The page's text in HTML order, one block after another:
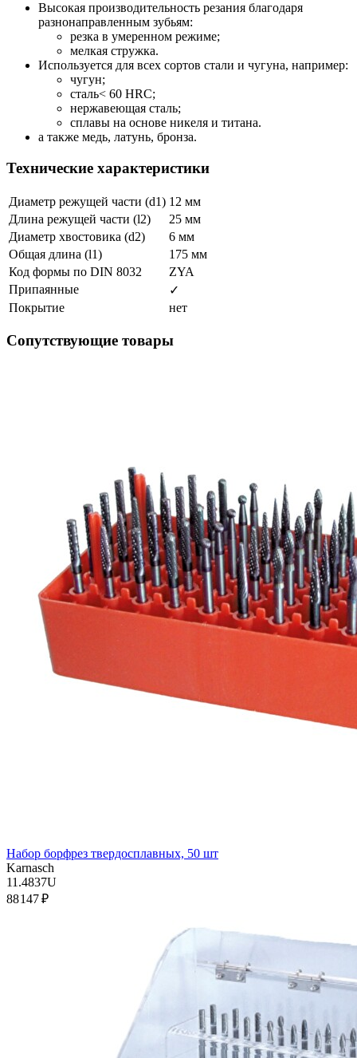
Высокая производительность резания благодаря
разнонаправленным зубьям:
резка в умеренном режиме;
мелкая стружка.
Используется для всех сортов стали и чугуна, например:
чугун;
сталь< 60 HRC;
нержавеющая сталь;
сплавы на основе никеля и титана.
а также медь, латунь, бронза.
Технические характеристики
Диаметр режущей части (d1) 12 мм
Длина режущей части (l2)
25 мм
Диаметр хвостовика (d2)
6 мм
Общая длина (l1)
175 мм
Код формы по DIN 8032
ZYA
Припаянные
✓
Покрытие
нет
Сопутствующие товары
Набор борфрез твердосплавных, 50 шт
Karnasch
11.4837U
88 147 ₽